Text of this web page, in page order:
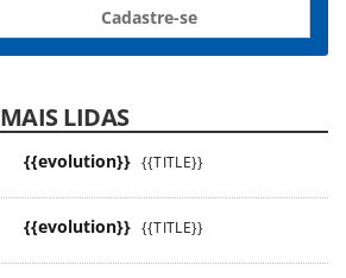
Cadastre-se
MAIS LIDAS
{{evolution}} {{TITLE}}
{{evolution}} {{TITLE}}